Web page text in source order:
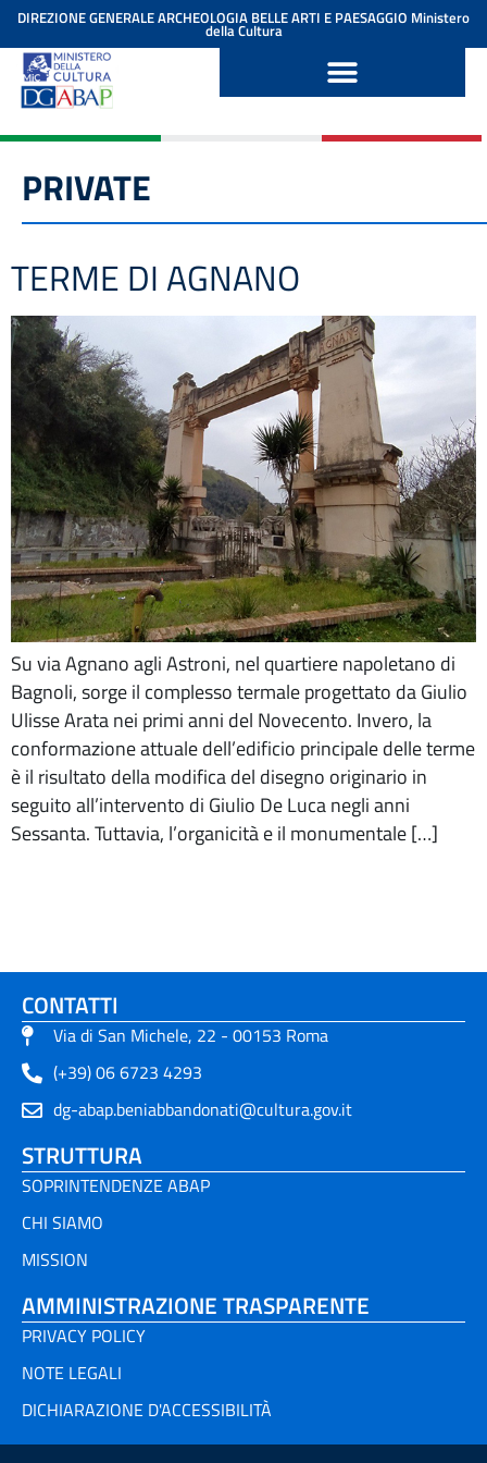
contenuto
DIREZIONE GENERALE ARCHEOLOGIA BELLE ARTI E PAESAGGIO Ministero
della Cultura
PRIVATE
TERME DI AGNANO
Su via Agnano agli Astroni, nel quartiere napoletano di
Bagnoli, sorge il complesso termale progettato da Giulio
Ulisse Arata nei primi anni del Novecento. Invero, la
conformazione attuale dell’edificio principale delle terme
è il risultato della modifica del disegno originario in
seguito all’intervento di Giulio De Luca negli anni
Sessanta. Tuttavia, l’organicità e il monumentale […]
CONTATTI
Via di San Michele, 22 - 00153 Roma
(+39) 06 6723 4293
dg-abap.beniabbandonati@cultura.gov.it
STRUTTURA
SOPRINTENDENZE ABAP
CHI SIAMO
MISSION
AMMINISTRAZIONE TRASPARENTE
PRIVACY POLICY
NOTE LEGALI
DICHIARAZIONE D'ACCESSIBILITÀ